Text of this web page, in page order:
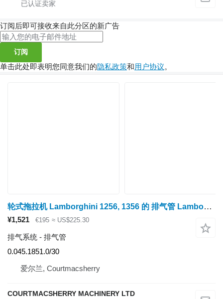
订阅后即可接收来自此分区的新广告
订阅
单击此处即表明您同意我们的隐私政策和用户协议。
轮式拖拉机 Lamborghini 1256, 1356 的 排气管 Lamboghini 1256, 1356 Same Leopard C Engine Exhaust Manifold 0.0 0.045.1851.0/30
¥1,521 €195 ≈ US$225.30
排气系统 - 排气管
0.045.1851.0/30
爱尔兰, Courtmacsherry
COURTMACSHERRY MACHINERY LTD